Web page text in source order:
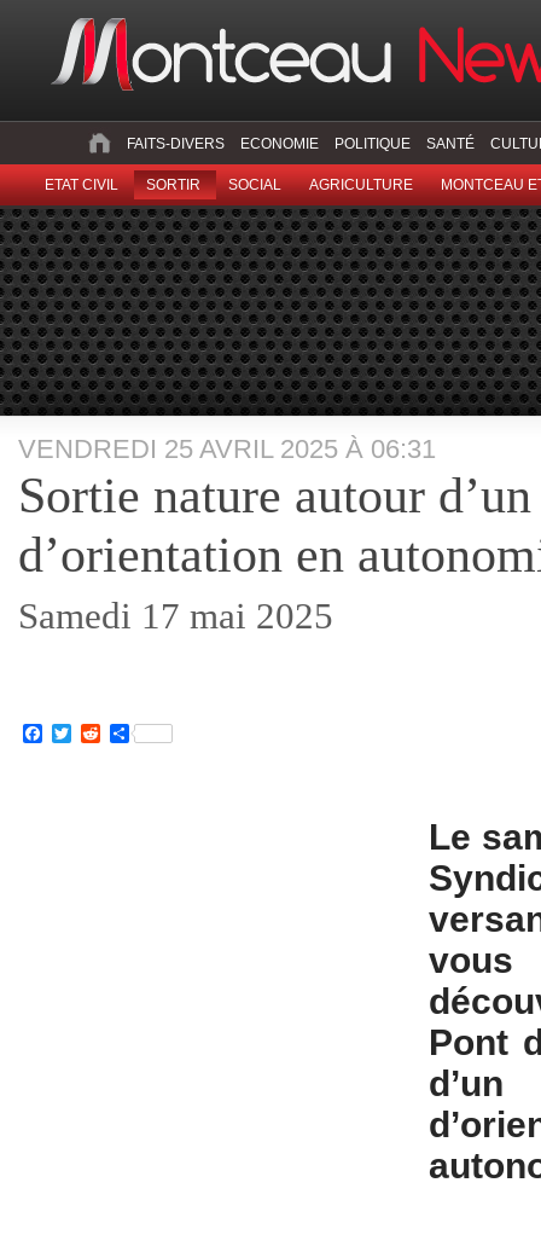
FAITS-DIVERS ECONOMIE POLITIQUE SANTÉ
ETAT CIVIL SORTIR SOCIAL AGRICULTURE MONTCEAU
VENDREDI 25 AVRIL 2025 À 06:31
Sortie nature autour
d’orientation en
Samedi 17 mai 2025
Facebook
TwitterRedditPartager
Le
Pont